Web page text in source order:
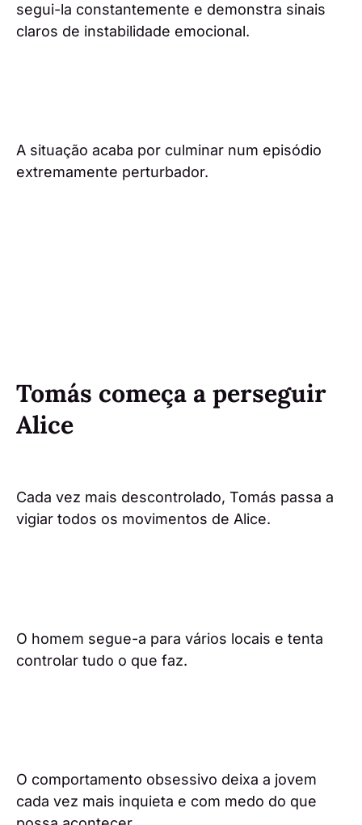
segui-la constantemente e demonstra sinais
claros de instabilidade emocional.
A situação acaba por culminar num episódio
extremamente perturbador.
Tomás começa a perseguir
Alice
Cada vez mais descontrolado, Tomás passa a
vigiar todos os movimentos de Alice.
O homem segue-a para vários locais e tenta
controlar tudo o que faz.
O comportamento obsessivo deixa a jovem
cada vez mais inquieta e com medo do que